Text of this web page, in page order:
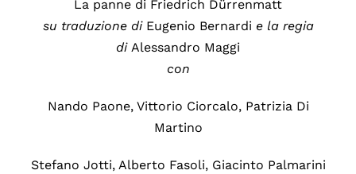
La panne di Friedrich Dürrenmatt
su traduzione diEugenio Bernardi e la regia
diAlessandro Maggi
con
Nando Paone, Vittorio Ciorcalo, Patrizia Di
Martino
Stefano Jotti, Alberto Fasoli, Giacinto Palmarini